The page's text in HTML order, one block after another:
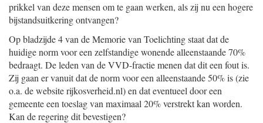
prikkel van deze mensen om te gaan werken, als zij nu een hogere
bijstandsuitkering ontvangen?
Op bladzijde 4 van de Memorie van Toelichting staat dat de
huidige norm voor een zelfstandige wonende alleenstaande 70%
bedraagt. De leden van de VVD-fractie menen dat dit een fout is.
Zij gaan er vanuit dat de norm voor een alleenstaande 50% is (zie
o.a. de website rijkosverheid.nl) en dat eventueel door een
gemeente een toeslag van maximaal 20% verstrekt kan worden.
Kan de regering dit bevestigen?